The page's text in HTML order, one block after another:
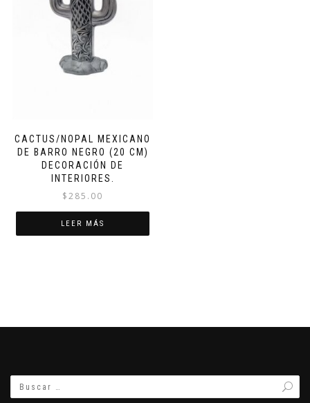
CACTUS/NOPAL MEXICANO
DE BARRO NEGRO (20 CM)
DECORACIÓN DE
INTERIORES.
$285.00
LEER MÁS